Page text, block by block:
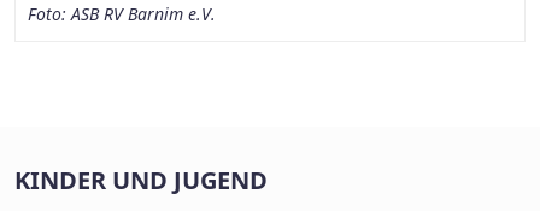
Foto: ASB RV Barnim e.V.
KINDER UND JUGEND